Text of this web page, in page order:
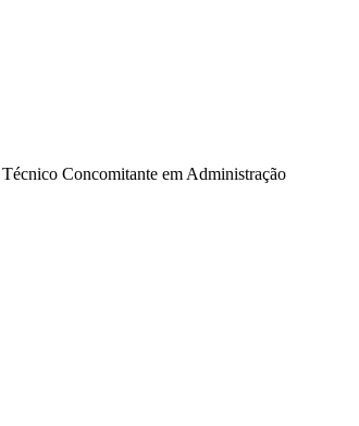
Concomitante em Administração